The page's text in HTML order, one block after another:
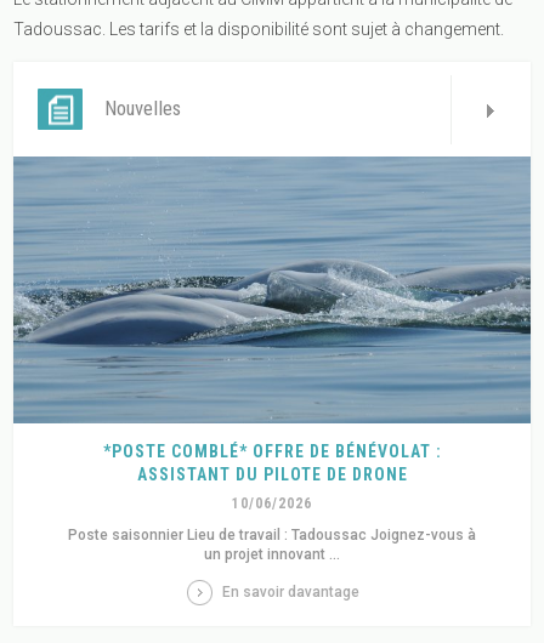
Tadoussac. Les tarifs et la disponibilité sont sujet à changement.
Nouvelles
*POSTE COMBLÉ* OFFRE DE BÉNÉVOLAT :
ASSISTANT DU PILOTE DE DRONE
10/06/2026
Poste saisonnier Lieu de travail : Tadoussac Joignez-vous à
un projet innovant ...
En savoir davantage